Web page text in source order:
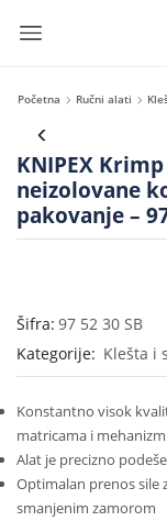
Početna Ručni alati
KNIPEX
neizolovane
pakovanje –
Šifra: 97 52 30 SB
Kategorije: Klešta i
Konstantno visok
matricama i
Alat je precizno
Optimalan prenos sile
smanjenim zamorom